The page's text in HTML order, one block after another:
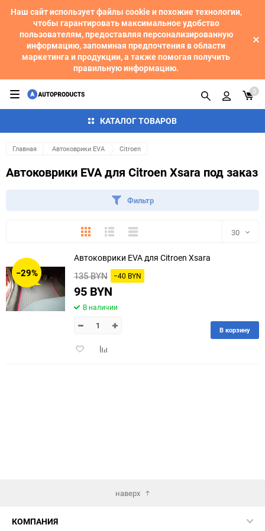
Наш сайт использует файлы cookie и похожие технологии,
чтобы гарантировать максимальное удобство
пользователям, предоставляя персонализированную
информацию, запоминая предпочтения в области
маркетинга и продукции, а также помогая получить
правильную информацию.
КАТАЛОГ ТОВАРОВ
0
Главная Автоковрики EVA Citroen
Автоковрики EVA для Citroen Xsara под заказ
Фильтр
ПлиткаПодробноКомпактно 30
150
−29%
Автоковрики EVA для Citroen Xsara
135 BYN −40 BYN
95 BYN
В наличии
ДобавитьДобавить
В корзину
наверх
КОМПАНИЯ